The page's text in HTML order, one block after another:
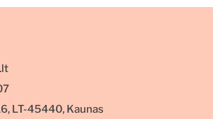
LT-45440, Kaunas